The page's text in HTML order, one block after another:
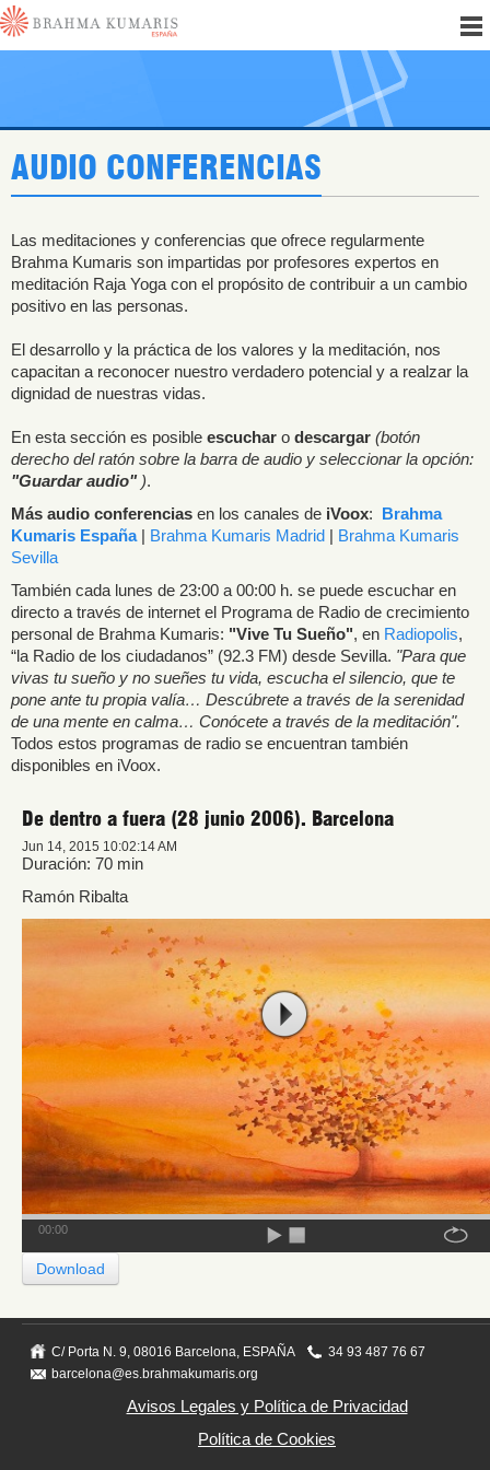
AUDIO CONFERENCIAS
Las meditaciones y conferencias que ofrece regularmente
Brahma Kumaris son impartidas por profesores expertos en
meditación Raja Yoga con el propósito de contribuir a un cambio
positivo en las personas.
El desarrollo y la práctica de los valores y la meditación, nos
capacitan a reconocer nuestro verdadero potencial y a realzar la
dignidad de nuestras vidas.
En esta sección es posible escuchar o descargar (botón
derecho del ratón sobre la barra de audio y seleccionar la opción:
"Guardar audio").
Más audio conferencias en los canales de iVoox: Brahma
Kumaris España| Brahma Kumaris Madrid | Brahma Kumaris
Sevilla
También cada lunes de 23:00 a 00:00 h. se puede escuchar en
directo a través de internet el Programa de Radio de crecimiento
personal de Brahma Kumaris: "Vive Tu Sueño", en Radiopolis,
“la Radio de los ciudadanos” (92.3 FM) desde Sevilla. "Para que
vivas tu sueño y no sueñes tu vida, escucha el silencio, que te
pone ante tu propia valía… Descúbrete a través de la serenidad
de una mente en calma… Conócete a través de la meditación".
Todos estos programas de radio se encuentran también
disponibles en iVoox.
De dentro a fuera (28 junio 2006). Barcelona
Jun 14, 2015 10:02:14 AM
Duración: 70 min
Ramón Ribalta
00:00
Download
C/ Porta N. 9, 08016 Barcelona, ESPAÑA
34 93 487 76 67
barcelona@es.brahmakumaris.org
Avisos Legales y Política de Privacidad
Política de Cookies